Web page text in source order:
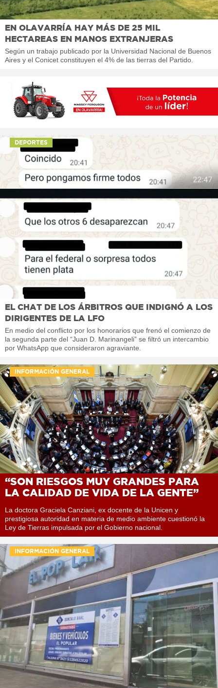
EN OLAVARRÍA HAY MÁS DE 25 MIL
HECTAREAS EN MANOS EXTRANJERAS
Según un trabajo publicado por la Universidad Nacional de Buenos
Aires y el Conicet constituyen el 4% de las tierras del Partido.
DEPORTES
EL CHAT DE LOS ÁRBITROS QUE INDIGNÓ A LOS
DIRIGENTES DE LA LFO
En medio del conflicto por los honorarios que frenó el comienzo de
la segunda parte del “Juan D. Marinangeli” se filtró un intercambio
por WhatsApp que consideraron agraviante.
INFORMACIÓN GENERAL
“SON RIESGOS MUY GRANDES PARA
LA CALIDAD DE VIDA DE LA GENTE”
La doctora Graciela Canziani, ex docente de la Unicen y
prestigiosa autoridad en materia de medio ambiente cuestionó la
Ley de Tierras impulsada por el Gobierno nacional.
INFORMACIÓN GENERAL